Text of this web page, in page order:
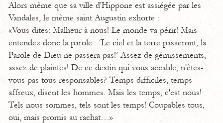
Alors même que sa ville d'Hippone est assiégée par les
Vandales, le même saint Augustin exhorte :
«Vous dites: Malheur à nous! Le monde va périr! Mais
entendez donc la parole : ‘Le ciel et la terre passeront; la
Parole de Dieu ne passera pas!’ Assez de gémissements,
assez de plaintes! De ce destin qui vous accable, n'êtes-
vous pas tous responsables? Temps difficiles, temps
affreux, disent les hommes. Mais les temps, c'est nous!
Tels nous sommes, tels sont les temps! Coupables tous,
oui, mais promis au rachat…»